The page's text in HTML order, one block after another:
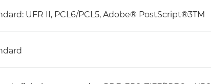
UFR II, PCL6/PCL5, Adobe® PostScript®3TM